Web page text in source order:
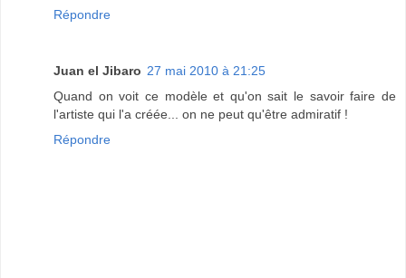
Répondre
Juan el Jibaro 27 mai 2010 à 21:25
Quand on voit ce modèle et qu'on sait le savoir faire de
l'artiste qui l'a créée... on ne peut qu'être admiratif !
Répondre